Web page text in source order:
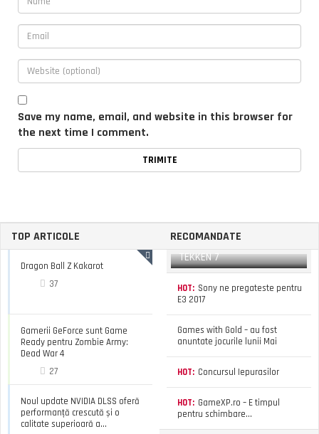
Save my name, email, and website in this browser for
the next time I comment.
TOP ARTICOLE
Dragon Ball Z Kakarot
37
Gamerii GeForce sunt Game
Ready pentru Zombie Army:
Dead War 4
27
Noul update NVIDIA DLSS oferă
performanță crescută și o
calitate superioară a...
RECOMANDATE
TEKKEN 7
HOT: Sony ne pregateste pentru
E3 2017
Games with Gold – au fost
anuntate jocurile lunii Mai
HOT: Concursul Iepurasilor
HOT: GameXP.ro – E timpul
pentru schimbare…